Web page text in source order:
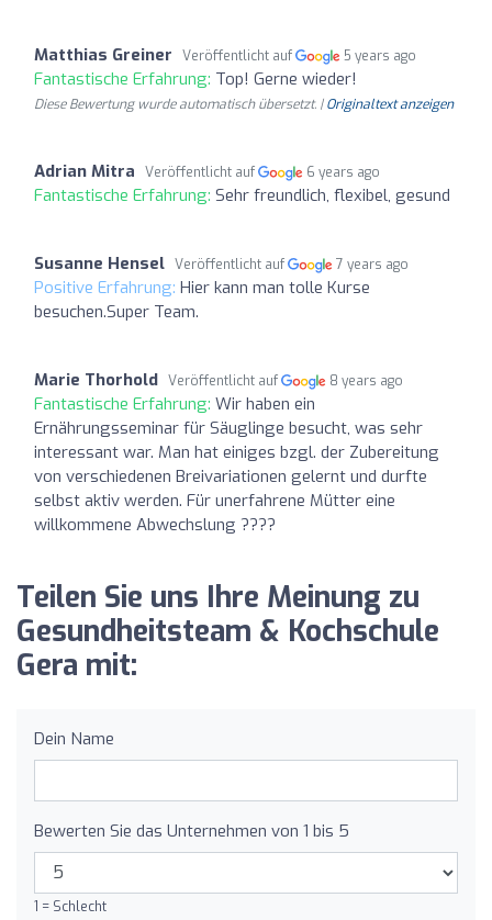
Matthias Greiner Veröffentlicht auf 5 years ago
Fantastische Erfahrung: Top! Gerne wieder!
Diese Bewertung wurde automatisch übersetzt. |Originaltext anzeigen
Adrian Mitra Veröffentlicht auf 6 years ago
Fantastische Erfahrung: Sehr freundlich, flexibel, gesund
Susanne Hensel Veröffentlicht auf 7 years ago
Positive Erfahrung: Hier kann man tolle Kurse
besuchen.Super Team.
Marie Thorhold Veröffentlicht auf 8 years ago
Fantastische Erfahrung: Wir haben ein
Ernährungsseminar für Säuglinge besucht, was sehr
interessant war. Man hat einiges bzgl. der Zubereitung
von verschiedenen Breivariationen gelernt und durfte
selbst aktiv werden. Für unerfahrene Mütter eine
willkommene Abwechslung ????
Teilen Sie uns Ihre Meinung zu
Gesundheitsteam & Kochschule
Gera mit:
Dein Name
Bewerten Sie das Unternehmen von 1 bis 5
1 = Schlecht